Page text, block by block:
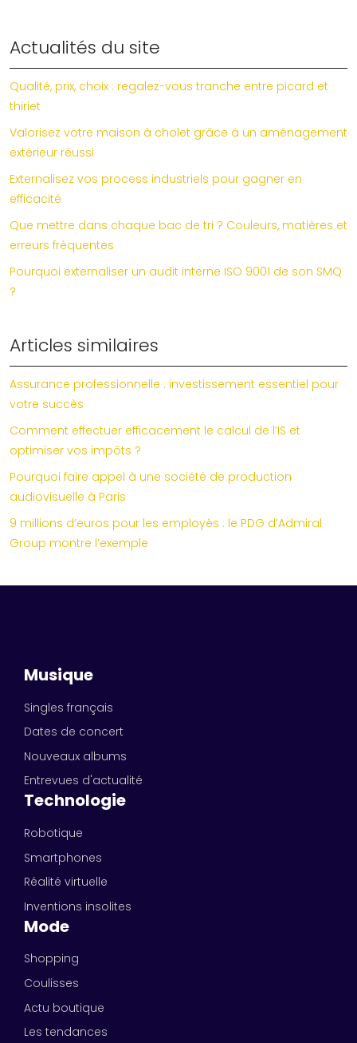
Actualités du site
Qualité, prix, choix : regalez-vous tranche entre picard et
thiriet
Valorisez votre maison à cholet grâce à un aménagement
extérieur réussi
Externalisez vos process industriels pour gagner en
efficacité
Que mettre dans chaque bac de tri ? Couleurs, matières et
erreurs fréquentes
Pourquoi externaliser un audit interne ISO 9001 de son SMQ
?
Articles similaires
Assurance professionnelle : investissement essentiel pour
votre succès
Comment effectuer efficacement le calcul de l’IS et
optimiser vos impôts ?
Pourquoi faire appel à une société de production
audiovisuelle à Paris
9 millions d’euros pour les employés : le PDG d’Admiral
Group montre l’exemple
Musique
Singles français
Dates de concert
Nouveaux albums
Entrevues d'actualité
Technologie
Robotique
Smartphones
Réalité virtuelle
Inventions insolites
Mode
Shopping
Coulisses
Actu boutique
Les tendances